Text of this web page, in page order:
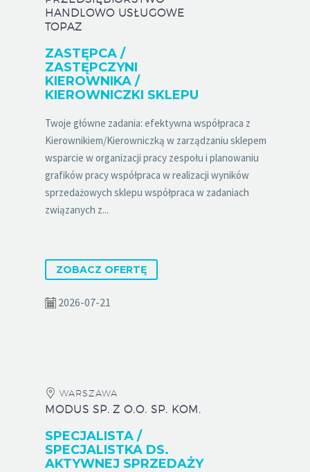
HANDLOWO USŁUGOWE
TOPAZ
ZASTĘPCA /
ZASTĘPCZYNI
KIEROWNIKA /
KIEROWNICZKI SKLEPU
Twoje główne zadania: efektywna współpraca z
Kierownikiem/Kierowniczką w zarządzaniu sklepem
wsparcie w organizacji pracy zespołu i planowaniu
grafików pracy współpraca w realizacji wyników
sprzedażowych sklepu współpraca w zadaniach
związanych z...
ZOBACZ OFERTĘ
2026-07-21
WARSZAWA
MODUS SP. Z O.O. SP. KOM.
SPECJALISTA /
SPECJALISTKA DS.
AKTYWNEJ SPRZEDAŻY